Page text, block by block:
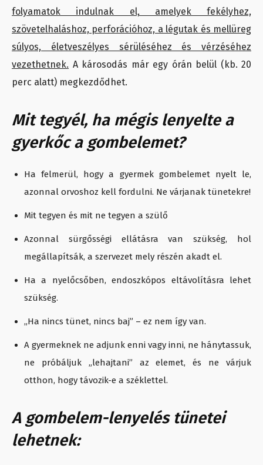
folyamatok indulnak el, amelyek fekélyhez,
szövetelhaláshoz, perforációhoz, a légutak és mellüreg
súlyos, életveszélyes sérüléséhez és vérzéséhez
vezethetnek. A károsodás már egy órán belül (kb. 20
perc alatt) megkezdődhet.
Mit tegyél, ha mégis lenyelte a
gyerkőc a gombelemet?
Ha felmerül, hogy a gyermek gombelemet nyelt le,
azonnal orvoshoz kell fordulni. Ne várjanak tünetekre!
Mit tegyen és mit ne tegyen a szülő
Azonnal sürgősségi ellátásra van szükség, hol
megállapítsák, a szervezet mely részén akadt el.
Ha a nyelőcsőben, endoszkópos eltávolításra lehet
szükség.
„Ha nincs tünet, nincs baj” – ez nem így van.
A gyermeknek ne adjunk enni vagy inni, ne hánytassuk,
ne próbáljuk „lehajtani” az elemet, és ne várjuk
otthon, hogy távozik-e a széklettel.
A gombelem-lenyelés tünetei
lehetnek: